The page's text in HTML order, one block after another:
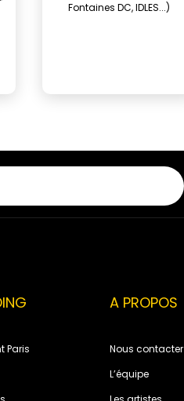
Fontaines DC, IDLES...)
Paris
A PROPOS
Nous contacter
L’équipe